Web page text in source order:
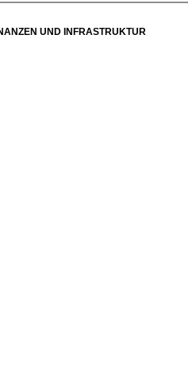
UND INFRASTRUKTUR